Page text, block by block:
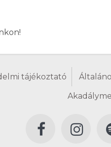
tájékoztató